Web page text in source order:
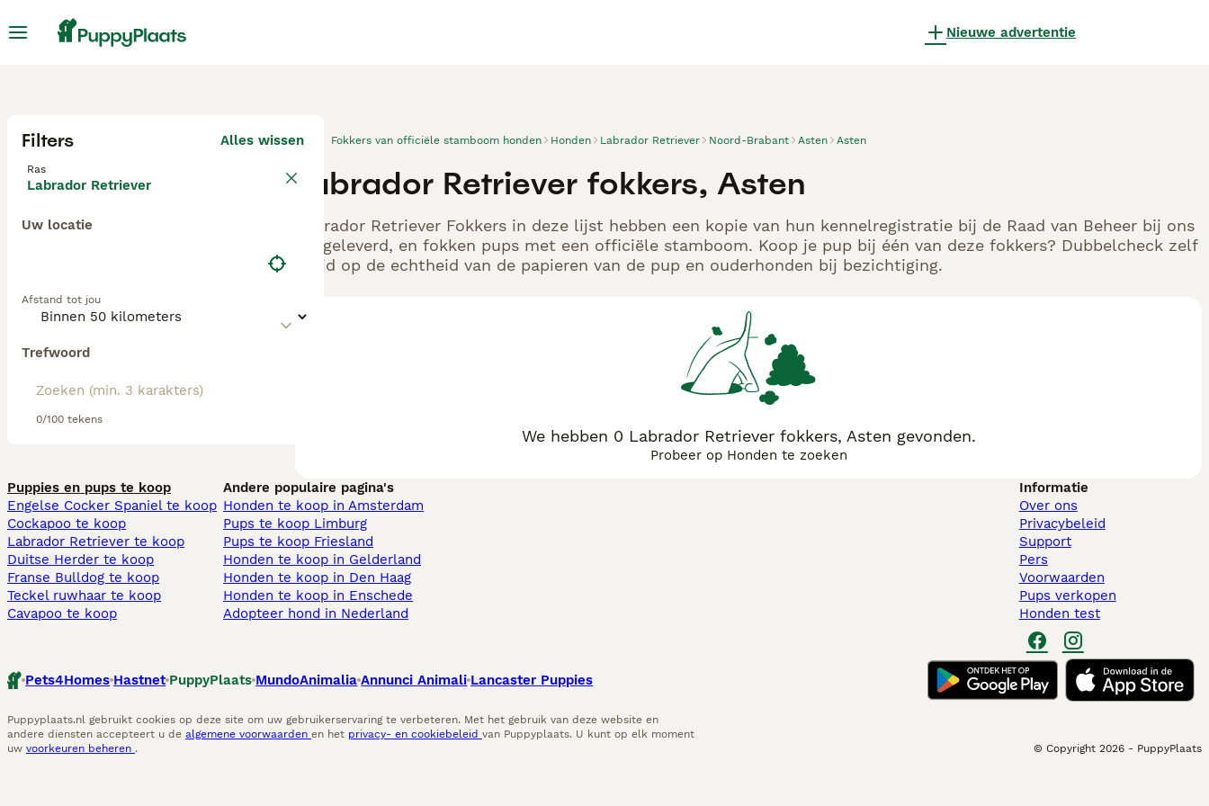
Nieuwe advertentie
Filters Alles wissen
Ras
Labrador Retriever
Uw locatie
Afstand tot jou
Trefwoord
0/100 tekens
Fokkers van officiële stamboom honden Honden Labrador Retriever Noord-Brabant Asten Asten
Labrador Retriever fokkers, Asten
Labrador Retriever Fokkers in deze lijst hebben een kopie van hun kennelregistratie bij de Raad van Beheer bij ons
aangeleverd, en fokken pups met een officiële stamboom. Koop je pup bij één van deze fokkers? Dubbelcheck zelf
altijd op de echtheid van de papieren van de pup en ouderhonden bij bezichtiging.
We hebben 0 Labrador Retriever fokkers, Asten gevonden.
Probeer op Honden te zoeken
Puppies en pups te koop
Engelse Cocker Spaniel te koop
Cockapoo te koop
Labrador Retriever te koop
Duitse Herder te koop
Franse Bulldog te koop
Teckel ruwhaar te koop
Cavapoo te koop
Andere populaire pagina's
Honden te koop in Amsterdam
Pups te koop Limburg​
Pups te koop Friesland​
Honden te koop in Gelderland
Honden te koop in Den Haag
Honden te koop in Enschede
Adopteer hond in Nederland
Informatie
Over ons
Privacybeleid
Support
Pers
Voorwaarden
Pups verkopen
Honden test
Pets4Homes Hastnet PuppyPlaats MundoAnimalia Annunci Animali Lancaster Puppies
Puppyplaats.nl gebruikt cookies op deze site om uw gebruikerservaring te verbeteren. Met het gebruik van deze website en
andere diensten accepteert u de algemene voorwaarden en het privacy- en cookiebeleid van Puppyplaats. U kunt op elk moment
uw voorkeuren beheren . © Copyright 2026 - PuppyPlaats